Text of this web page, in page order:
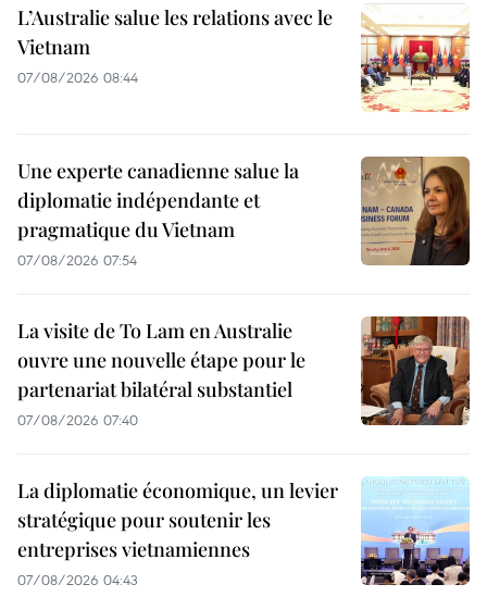
L’Australie salue les relations avec le
Vietnam
07/08/2026 08:44
Une experte canadienne salue la
diplomatie indépendante et
pragmatique du Vietnam
07/08/2026 07:54
La visite de To Lam en Australie
ouvre une nouvelle étape pour le
partenariat bilatéral substantiel
07/08/2026 07:40
La diplomatie économique, un levier
stratégique pour soutenir les
entreprises vietnamiennes
07/08/2026 04:43